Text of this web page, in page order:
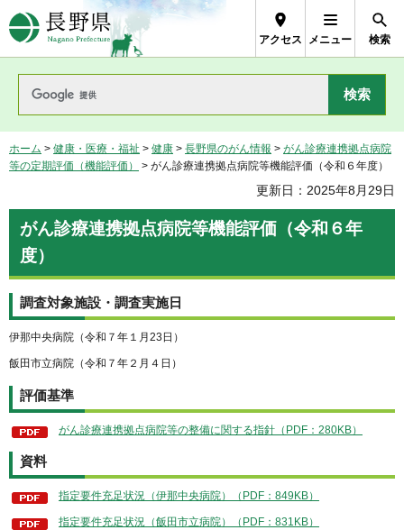
長野県Nagano Prefecture
アクセス メニュー 検索
ホーム > 健康・医療・福祉 > 健康 > 長野県のがん情報 > がん診療連携拠点病院
等の定期評価（機能評価）
> がん診療連携拠点病院等機能評価（令和６年度）
更新日：2025年8月29日
がん診療連携拠点病院等機能評価（令和６年
度）
調査対象施設・調査実施日
伊那中央病院（令和７年１月23日）
飯田市立病院（令和７年２月４日）
評価基準
がん診療連携拠点病院等の整備に関する指針（PDF：280KB）
資料
指定要件充足状況（伊那中央病院）（PDF：849KB）
指定要件充足状況（飯田市立病院）（PDF：831KB）